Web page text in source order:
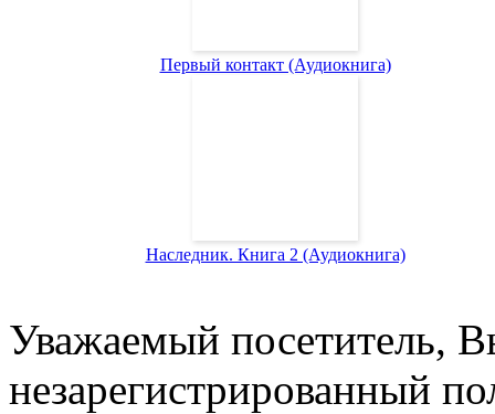
Первый контакт (Аудиокнига)
Наследник. Книга 2 (Аудиокнига)
Уважаемый посетитель,
незарегистрированный